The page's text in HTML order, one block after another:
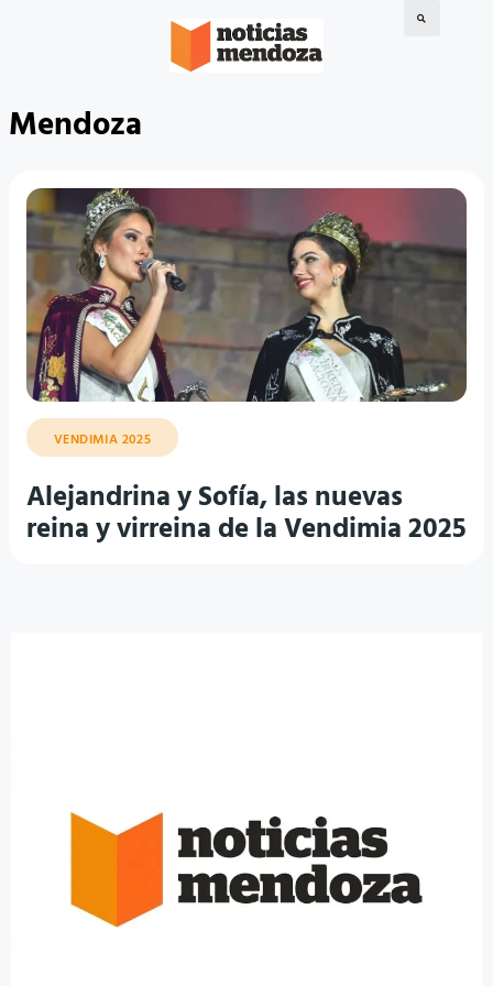
Mendoza
VENDIMIA 2025
Alejandrina y Sofía, las nuevas
reina y virreina de la Vendimia 2025